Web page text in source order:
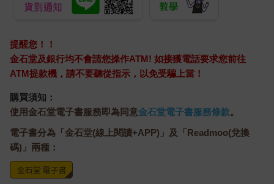
提醒您！！
金石堂及銀行均不會請您操作ATM! 如接獲電話要求您前往
ATM提款機，請不要聽從指示，以免受騙上當！
購買須知：
使用金石堂電子書服務即為同意金石堂電子書服務條款。
電子書分為「金石堂(線上閱讀+APP)」及「Readmoo(兌換
碼)」兩種：